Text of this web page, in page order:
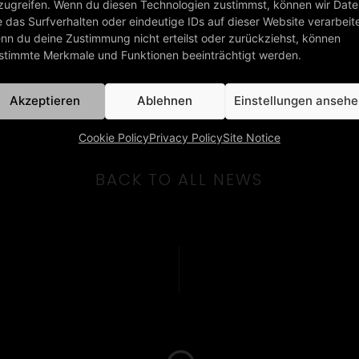
Wenn du diesen Technologien zustimmst, können wir
das Surfverhalten oder eindeutige IDs auf dieser Website
du deine Zustimmung nicht erteilst oder zurückziehst, können
Merkmale und Funktionen beeinträchtigt werden.
Akzeptieren Ablehnen Einstellungen
Cookie PolicyPrivacy PolicySite Notice
remasters of Universal Daddy, Next Generation,
version of the “Universal Daddy” (first time
Lloyd in 2021.
BACK TO ALL NEWS